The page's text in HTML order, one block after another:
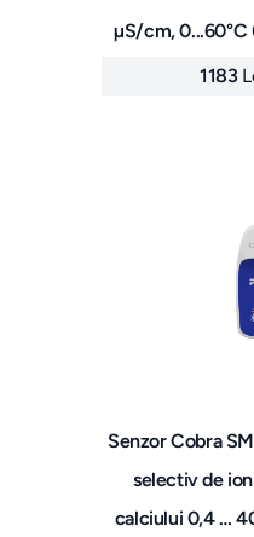
µS/cm, 0...60°C
1183
Senzor Cobra
selectiv de
calciului 0,4 …